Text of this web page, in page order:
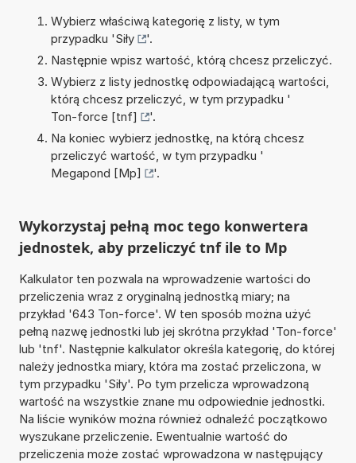
Wybierz właściwą kategorię z listy, w tym
przypadku 'Siły
'.
Następnie wpisz wartość, którą chcesz przeliczyć.
Wybierz z listy jednostkę odpowiadającą wartości,
którą chcesz przeliczyć, w tym przypadku '
Ton-force [tnf]
'.
Na koniec wybierz jednostkę, na którą chcesz
przeliczyć wartość, w tym przypadku '
Megapond [Mp]
'.
Wykorzystaj pełną moc tego konwertera
jednostek, aby przeliczyć tnf ile to Mp
Kalkulator ten pozwala na wprowadzenie wartości do
przeliczenia wraz z oryginalną jednostką miary; na
przykład '643 Ton-force'. W ten sposób można użyć
pełną nazwę jednostki lub jej skrótna przykład 'Ton-force'
lub 'tnf'. Następnie kalkulator określa kategorię, do której
należy jednostka miary, która ma zostać przeliczona, w
tym przypadku 'Siły'. Po tym przelicza wprowadzoną
wartość na wszystkie znane mu odpowiednie jednostki.
Na liście wyników można również odnaleźć początkowo
wyszukane przeliczenie. Ewentualnie wartość do
przeliczenia może zostać wprowadzona w następujący